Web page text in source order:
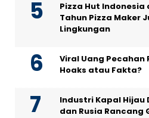
Pizza Hut Indonesia
Tahun Pizza Maker
Lingkungan
Viral Uang Pecahan
Hoaks atau Fakta?
Industri Kapal Hijau
dan Rusia Rancang